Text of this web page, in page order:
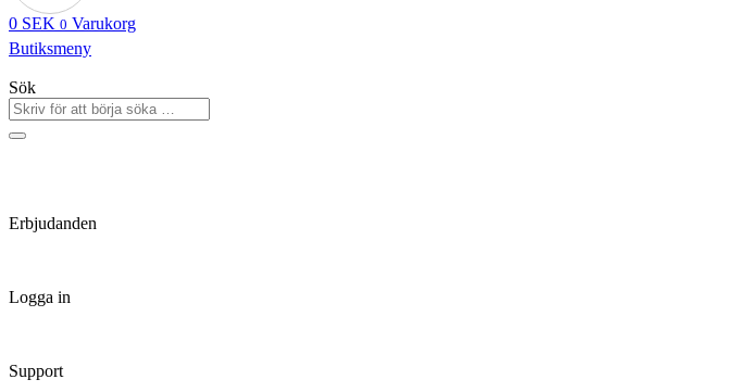
0 SEK 0 Varukorg
Butiksmeny
Sök
Erbjudanden
Logga in
Support